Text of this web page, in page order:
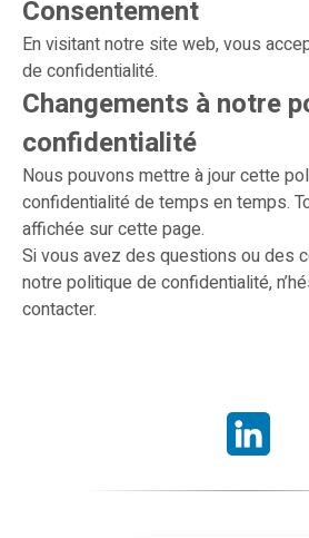
Consentement
En visitant notre site web, vous
de confidentialité.
Changements à notre
confidentialité
Nous pouvons mettre à jour cette
confidentialité de temps en temps.
affichée sur cette page.
Si vous avez des questions ou des
notre politique de confidentialité,
contacter.